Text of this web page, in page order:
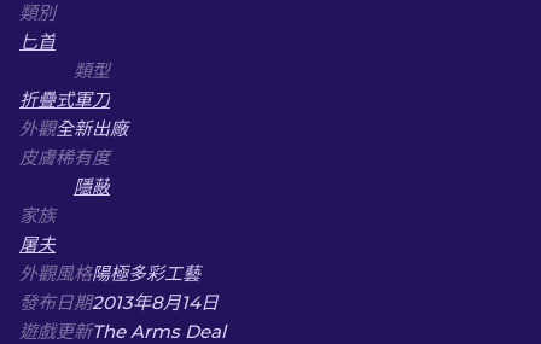
類別
匕首
類型
折疊式軍刀
外觀全新出廠
皮膚稀有度
隱蔽
家族
屠夫
外觀風格陽極多彩工藝
發布日期2013年8月14日
遊戲更新The Arms Deal